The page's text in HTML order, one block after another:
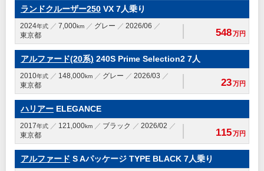
ランドクルーザー250 VX 7人乗り
2024年式 7,000km グレー
2026/06
東京都
548万円
アルファード(20系) 240S Prime Selection2 7人
2010年式 148,000km グレー
2026/03
東京都
23万円
ハリアー ELEGANCE
2017年式 121,000km ブラック
2026/02
東京都
115万円
アルファード S Aパッケージ TYPE BLACK 7人乗り